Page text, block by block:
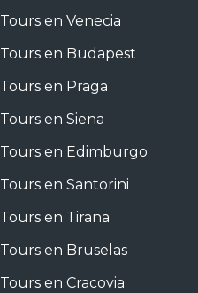
Tours en Venecia
Tours en Budapest
Tours en Praga
Tours en Siena
Tours en Edimburgo
Tours en Santorini
Tours en Tirana
Tours en Bruselas
Tours en Cracovia